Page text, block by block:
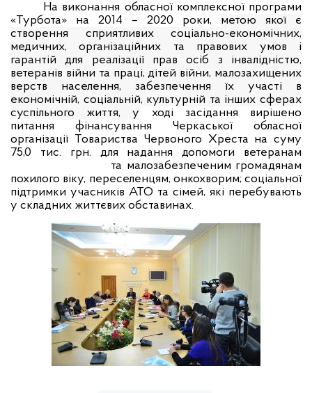
На виконання обласної комплексної програми
«Турбота» на 2014 – 2020 роки, метою якої є
створення сприятливих соціально-економічних,
медичних, організаційних та правових умов і
гарантій для реалізації прав осіб з інвалідністю,
ветеранів війни та праці, дітей війни, малозахищених
верств населення, забезпечення їх участі в
економічній, соціальній, культурній та інших сферах
суспільного життя, у ході засідання вирішено
питання фінансування Черкаської обласної
організації Товариства Червоного Хреста на суму
75,0 тис. грн. для надання допомоги ветеранам
та малозабезпеченим громадянам
похилого віку, переселенцям, онкохворим; соціальної
підтримки учасників АТО та сімей, які перебувають
у складних життєвих обставинах.